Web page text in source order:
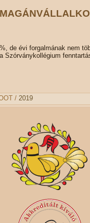
de évi forgalmának nem
Szórványkollégium
/2019